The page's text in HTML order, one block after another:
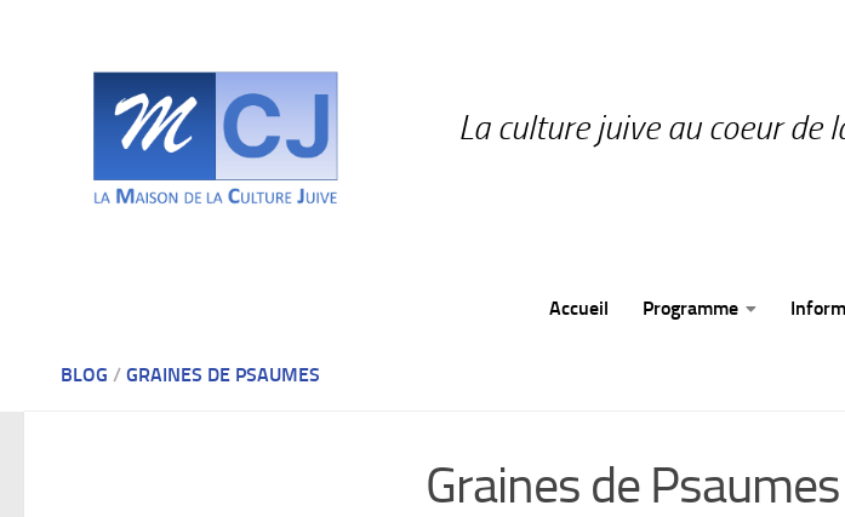
La culture juive au coeur de
Accueil Programme
BLOG / GRAINES DE PSAUMES
Graines de